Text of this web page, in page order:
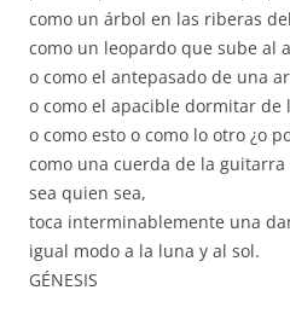
como un árbol en las riberas
como un leopardo que sube al
o como el antepasado de una
o como el apacible dormitar
o como esto o como lo otro ¿o
como una cuerda de la
sea quien sea,
toca interminablemente una
igual modo a la luna y al sol.
GÉNESIS